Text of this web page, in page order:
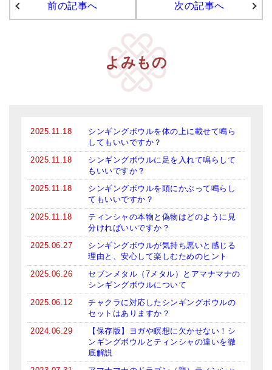
●新・鍛造スペシャル
スティック・マレット・リング（台座）
アマナマナのティンシャ
プレミアム・ティンシャ（L・M）
ベーシック・ティンシャ（4種）
ティンシャケース
チベット・真マントラ香
お香定期購入（ラクとくサブスク）
チベット高僧のオラクルカード
ベル＆ドルジェ
シンギングボウル入門本・CD
前の記事へ 次の記事へ
よみもの
2025.11.18
シンギングボウルを体の上に載せて鳴ら
してもいいですか？
2025.11.18
シンギングボウルに足を入れて鳴らして
もいいですか？
2025.11.18
シンギングボウルを頭にかぶって鳴らし
てもいいですか？
2025.11.18
ティンシャの本物と偽物はどのように見
分ければいいですか？
2025.06.27
シンギングボウルが気持ち悪いと感じる
理由と、安心して楽しむためのヒント
2025.06.26
セブンメタル（7メタル）とアマナマナの
シンギングボウルについて
2025.06.12
チャクラに対応したシンギングボウルの
セットはありますか？
2024.06.29
【保存版】ヨガや瞑想に欠かせない！シ
ンギングボウルとティンシャの違いを徹
底解説